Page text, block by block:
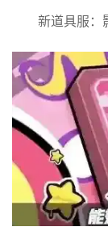
新道具服：